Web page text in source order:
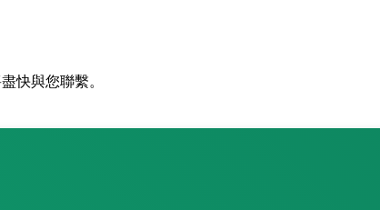
快與您聯繫。